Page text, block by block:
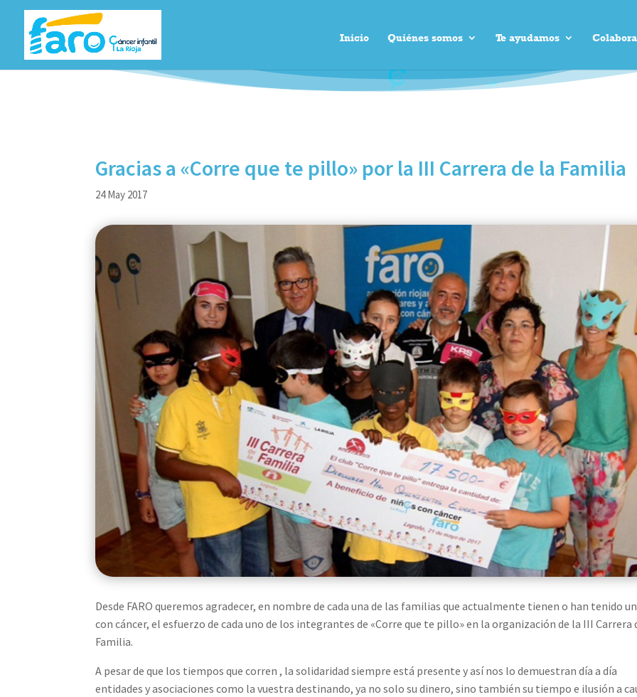
Inicio Quiénes somos Te ayudamos
Gracias a «Corre que te pillo» por la III Carrera de la Familia
24 May 2017
Desde FARO queremos agradecer, en nombre de cada una de las familias que actualmente tienen o han tenido
con cáncer, el esfuerzo de cada uno de los integrantes de «Corre que te pillo» en la organización de la III Carrera
Familia.
A pesar de que los tiempos que corren , la solidaridad siempre está presente y así nos lo demuestran día a día
entidades y asociaciones como la vuestra destinando, ya no solo su dinero, sino también su tiempo e ilusión a